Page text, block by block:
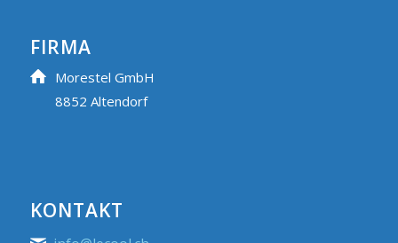
FIRMA
Morestel GmbH
8852 Altendorf
KONTAKT